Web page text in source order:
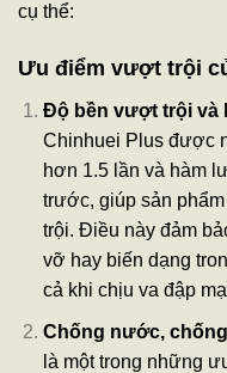
cụ thể:
Ưu điểm vượt trội
Độ bền vượt trội và
Chinhuei Plus được
hơn 1.5 lần và hàm
trước, giúp sản
trội. Điều này đảm
vỡ hay biến dạng
cả khi chịu va đập
Chống nước,
là một trong những